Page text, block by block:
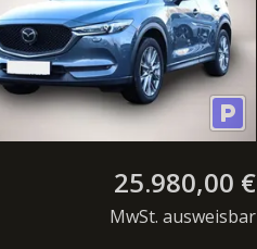
25.980,00 €
MwSt. ausweisbar